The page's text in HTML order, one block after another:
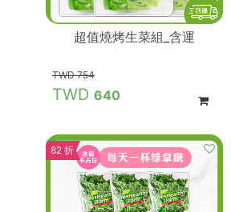
超值燒烤生菜組_含運
754
640
82 折